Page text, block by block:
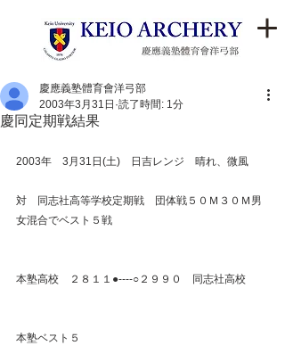
慶同定期戦結果
慶應義塾體育會洋弓部
2003年3月31日 読了時間: 1分
2003年　3月31日(土)　日吉レンジ　晴れ、微風
対　同志社高等学校定期戦　団体戦５０Ｍ３０Ｍ男
女混合でベスト５戦
本塾高校　２８１１●----○２９９０　同志社高校
本塾ベスト５